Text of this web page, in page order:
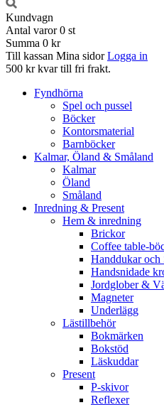
Kundvagn
Antal varor 0 st
Summa 0 kr
Till kassan Mina sidor Logga in
500 kr kvar till fri frakt.
Fyndhörna
Spel och pussel
Böcker
Kontorsmaterial
Barnböcker
Kalmar, Öland & Småland
Kalmar
Öland
Småland
Inredning & Present
Hem & inredning
Brickor
Coffee table-
Handdukar och
Handsnidade
Jordglober &
Magneter
Underlägg
Lästillbehör
Bokmärken
Bokstöd
Läskuddar
Present
P-skivor
Reflexer